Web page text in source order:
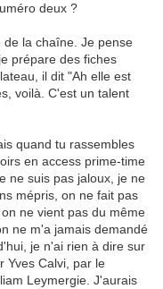
deux ?
la chaîne. Je pense
prépare des fiches
il dit "Ah elle est
voilà. C'est un talent
quand tu rassembles
en access prime-time
ne suis pas jaloux, je ne
mépris, on ne fait pas
ne vient pas du même
ne m'a jamais demandé
je n'ai rien à dire sur
Yves Calvi, par le
Leymergie. J'aurais